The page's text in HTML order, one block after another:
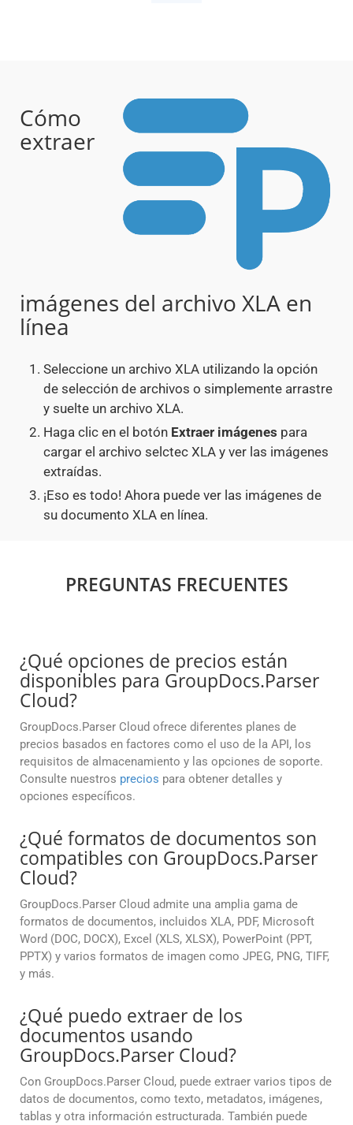
Cómo
extraer
imágenes del archivo XLA en
línea
Seleccione un archivo XLA utilizando la opción
de selección de archivos o simplemente arrastre
y suelte un archivo XLA.
Haga clic en el botón Extraer imágenes para
cargar el archivo selctec XLA y ver las imágenes
extraídas.
¡Eso es todo! Ahora puede ver las imágenes de
su documento XLA en línea.
PREGUNTAS FRECUENTES
¿Qué opciones de precios están
disponibles para GroupDocs.Parser
Cloud?
GroupDocs.Parser Cloud ofrece diferentes planes de
precios basados en factores como el uso de la API, los
requisitos de almacenamiento y las opciones de soporte.
Consulte nuestros precios para obtener detalles y
opciones específicos.
¿Qué formatos de documentos son
compatibles con GroupDocs.Parser
Cloud?
GroupDocs.Parser Cloud admite una amplia gama de
formatos de documentos, incluidos XLA, PDF, Microsoft
Word (DOC, DOCX), Excel (XLS, XLSX), PowerPoint (PPT,
PPTX) y varios formatos de imagen como JPEG, PNG, TIFF,
y más.
¿Qué puedo extraer de los
documentos usando
GroupDocs.Parser Cloud?
Con GroupDocs.Parser Cloud, puede extraer varios tipos de
datos de documentos, como texto, metadatos, imágenes,
tablas y otra información estructurada. También puede